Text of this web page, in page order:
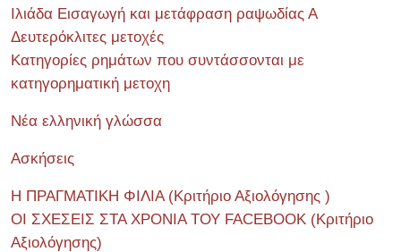
Ιλιάδα Εισαγωγή και μετάφραση ραψωδίας Α
Δευτερόκλιτες μετοχές
Κατηγορίες ρημάτων που συντάσσονται με
κατηγορηματική μετοχη
Νέα ελληνική γλώσσα
Ασκήσεις
Η ΠΡΑΓΜΑΤΙΚΗ ΦΙΛΙΑ (Κριτήριο Αξιολόγησης )
ΟΙ ΣΧΕΣΕΙΣ ΣΤΑ ΧΡΟΝΙΑ ΤΟΥ FACEBOOK (Kριτήριο
Αξιολόγησης)